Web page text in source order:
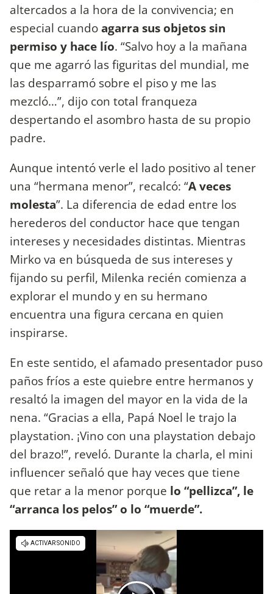
altercados a la hora de la convivencia; en
especial cuandoagarra sus objetos sin
permiso y hace lío. “Salvo hoy a la mañana
que me agarró las figuritas del mundial, me
las desparramó sobre el piso y me las
mezcló…”, dijo con total franqueza
despertando el asombro hasta de su propio
padre.
Aunque intentó verle el lado positivo al tener
una “hermana menor”, recalcó: “A veces
molesta”. La diferencia de edad entre los
herederos del conductor hace que tengan
intereses y necesidades distintas. Mientras
Mirko va en búsqueda de sus intereses y
fijando su perfil, Milenka recién comienza a
explorar el mundo y en su hermano
encuentra una figura cercana en quien
inspirarse.
En este sentido, el afamado presentador puso
paños fríos a este quiebre entre hermanos y
resaltó la imagen del mayor en la vida de la
nena. “Gracias a ella, Papá Noel le trajo la
playstation. ¡Vino con una playstation debajo
del brazo!”, reveló. Durante la charla, el mini
influencer señaló que hay veces que tiene
que retar a la menor porque lo “pellizca”, le
“arranca los pelos” o lo “muerde”.